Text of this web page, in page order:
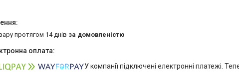
протягом 14 днів за домовленістю
У компанії підключені електронні платежі.